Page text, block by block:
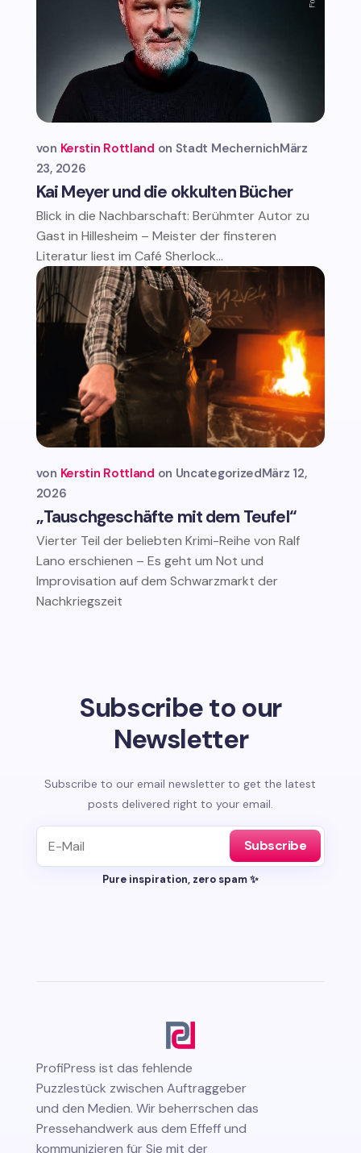
Kai Meyer und die okkulten Bücher
von Kerstin Rottland Stadt MechernichMärz
23, 2026
Blick in die Nachbarschaft: Berühmter Autor zu
Gast in Hillesheim – Meister der finsteren
Literatur liest im Café Sherlock...
„Tauschgeschäfte mit dem Teufel“
von Kerstin Rottland UncategorizedMärz 12,
2026
Vierter Teil der beliebten Krimi-Reihe von Ralf
Lano erschienen – Es geht um Not und
Improvisation auf dem Schwarzmarkt der
Nachkriegszeit
Subscribe to our
Newsletter
Subscribe to our email newsletter to get the latest
posts delivered right to your email.
Subscribe
Pure inspiration, zero spam ✨
ProfiPress ist das fehlende
Puzzlestück zwischen Auftraggeber
und den Medien. Wir beherrschen das
Pressehandwerk aus dem Effeff und
kommunizieren für Sie mit der